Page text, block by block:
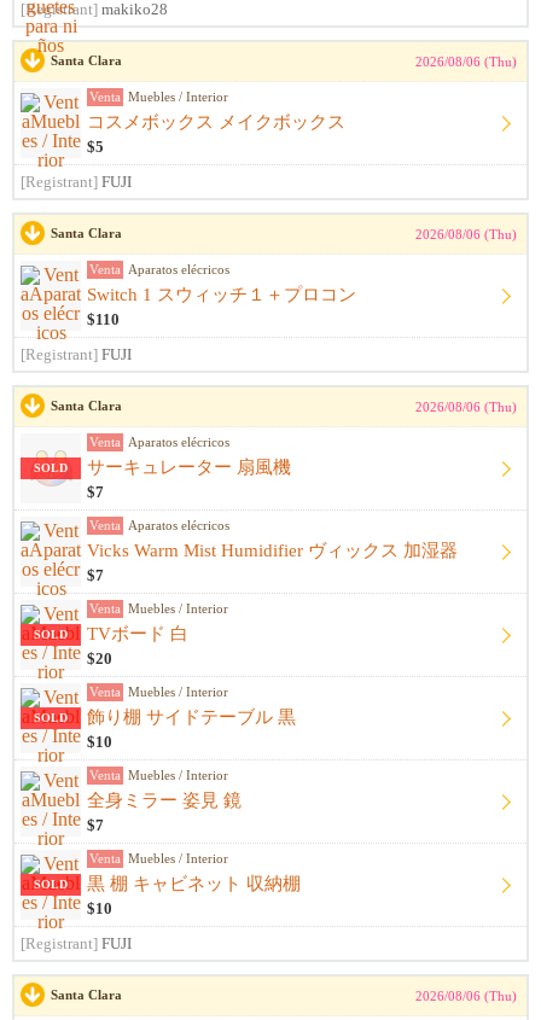
[Registrant] makiko28
Santa Clara 2026/08/06 (Thu)
Venta Muebles / Interior
コスメボックス メイクボックス
$5
[Registrant] FUJI
Santa Clara 2026/08/06 (Thu)
Venta Aparatos elécricos
Switch 1 スウィッチ１＋プロコン
$110
[Registrant] FUJI
Santa Clara 2026/08/06 (Thu)
SOLD
Venta Aparatos elécricos
サーキュレーター 扇風機
$7
Venta Aparatos elécricos
Vicks Warm Mist Humidifier ヴィックス 加湿器
$7
SOLD
Venta Muebles / Interior
TVボード 白
$20
SOLD
Venta Muebles / Interior
飾り棚 サイドテーブル 黒
$10
Venta Muebles / Interior
全身ミラー 姿見 鏡
$7
SOLD
Venta Muebles / Interior
黒 棚 キャビネット 収納棚
$10
[Registrant] FUJI
Santa Clara 2026/08/06 (Thu)